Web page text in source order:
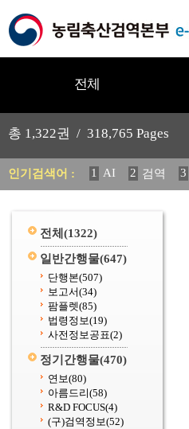
전체
총 1,322권 / 318,765 Pages
인기검색어 : 1 AI 2 검역 3
11 2025 12 중
전체 (1322)
일반간행물(647)
단행본(507)
보고서(34)
팜플렛(85)
법령정보(19)
사전정보공표(2)
정기간행물(470)
연보(80)
아름드리(58)
R&D FOCUS(4)
(구)검역정보(52)